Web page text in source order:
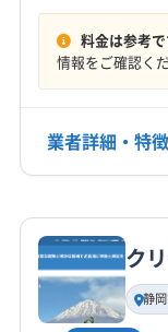
電話番号
公式HP
料金は参考で
情報をご確認くだ
業者詳細・特徴
基本情報
代表者名
土田篤志
ク
静